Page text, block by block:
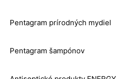
Pentagram prírodných mydiel
Pentagram šampónov